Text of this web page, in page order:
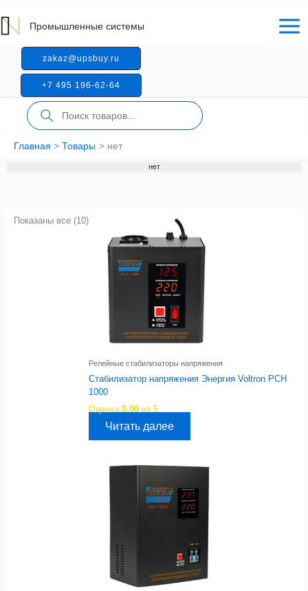
к
содержимому
Промышленные системы
zakaz@upsbuy.ru
+7 495 196-62-64
Поиск
товаров
Главная Товары нет
нет
Показаны все (10)
Релейные стабилизаторы напряжения
Стабилизатор напряжения Энергия Voltron РСН
1000
Оценка5.00 из 5
Читать далее